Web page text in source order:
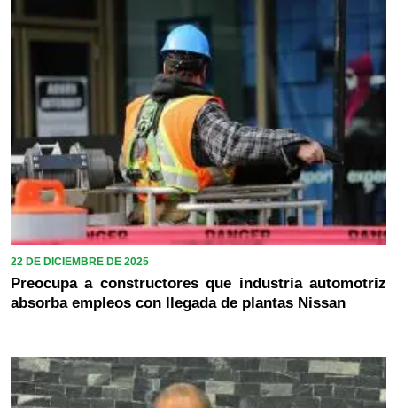
22 DE DICIEMBRE DE 2025
Preocupa a constructores que industria automotriz
absorba empleos con llegada de plantas Nissan